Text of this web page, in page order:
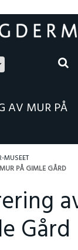
AV MUR PÅ
MUSEET
PÅ GIMLE GÅRD
Gård